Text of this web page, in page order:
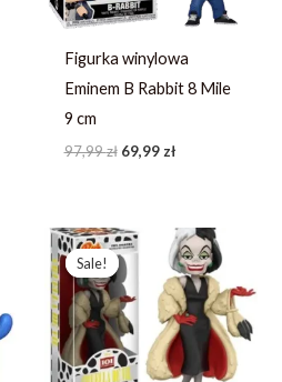
Figurka winylowa
Eminem B Rabbit 8 Mile
9 cm
97,99zł 69,99 zł
Sale!
Sale!
Pierwotna
cena
wynosiła:
214,23 zł.
Aktualna
cena
wynosi:
164,79 zł.